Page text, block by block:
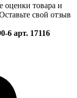
оценки товара и
свой отзыв
6 арт. 17116